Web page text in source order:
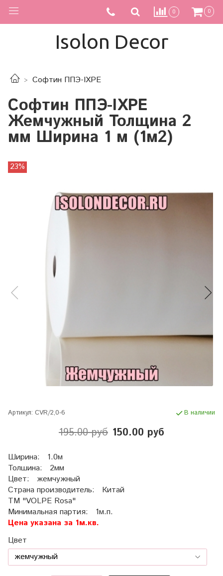
0 0
Isolon Decor
Софтин ППЭ-IXPE
Софтин ППЭ-IXPE
Жемчужный Толщина 2
мм Ширина 1 м (1м2)
23%
Артикул: CVR/2,0-6 В наличии
195.00 руб 150.00 руб
Ширина: 1.0м
Толшина: 2мм
Цвет: жемчужный
Страна производитель: Китай
ТМ "VOLPE Rosa"
Минимальная партия: 1м.п.
Цена указана за 1м.кв.
Цвет